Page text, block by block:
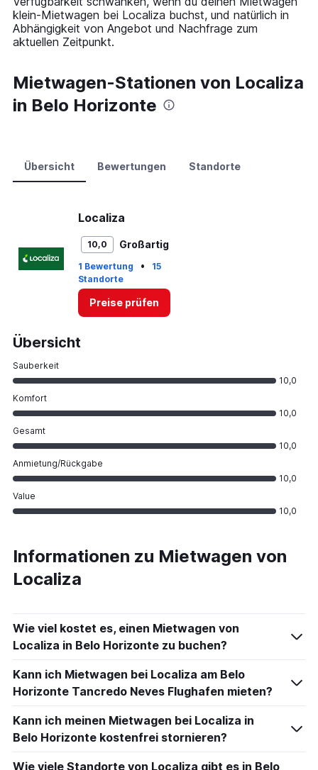
axis
displaying
values.
Range:
to
60.
klein-Mietwagen bei Localiza buchst, und natürlich in
Abhängigkeit von Angebot und Nachfrage zum
aktuellen Zeitpunkt.
Mietwagen-Stationen von Localiza
in Belo Horizonte
Übersicht Bewertungen Standorte
Localiza
10,0 Großartig
1 Bewertung •
15
Standorte
Preise prüfen
Übersicht
Sauberkeit
10,0
Komfort
10,0
Gesamt
10,0
Anmietung/Rückgabe
10,0
Value
10,0
Informationen zu Mietwagen von
Localiza
Wie viel kostet es, einen Mietwagen von
Localiza in Belo Horizonte zu buchen?
Kann ich Mietwagen bei Localiza am Belo
Horizonte Tancredo Neves Flughafen mieten?
Kann ich meinen Mietwagen bei Localiza in
Belo Horizonte kostenfrei stornieren?
Wie viele Standorte von Localiza gibt es in Belo